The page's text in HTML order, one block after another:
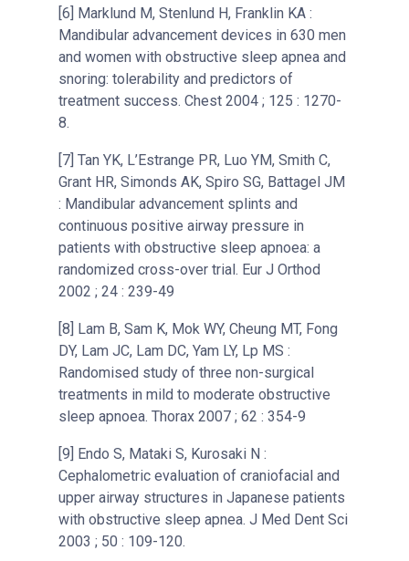
[6] Marklund M, Stenlund H, Franklin KA :
Mandibular advancement devices in 630 men
and women with obstructive sleep apnea and
snoring: tolerability and predictors of
treatment success. Chest 2004 ; 125 : 1270-
8.
[7] Tan YK, L’Estrange PR, Luo YM, Smith C,
Grant HR, Simonds AK, Spiro SG, Battagel JM
: Mandibular advancement splints and
continuous positive airway pressure in
patients with obstructive sleep apnoea: a
randomized cross-over trial. Eur J Orthod
2002 ; 24 : 239-49
[8] Lam B, Sam K, Mok WY, Cheung MT, Fong
DY, Lam JC, Lam DC, Yam LY, Lp MS :
Randomised study of three non-surgical
treatments in mild to moderate obstructive
sleep apnoea. Thorax 2007 ; 62 : 354-9
[9] Endo S, Mataki S, Kurosaki N :
Cephalometric evaluation of craniofacial and
upper airway structures in Japanese patients
with obstructive sleep apnea. J Med Dent Sci
2003 ; 50 : 109-120.